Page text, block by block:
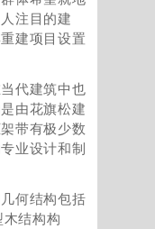
注目的建
建项目设置
代建筑中也
由花旗松建
带有极少数
业设计和制
何结构包括
木结构构